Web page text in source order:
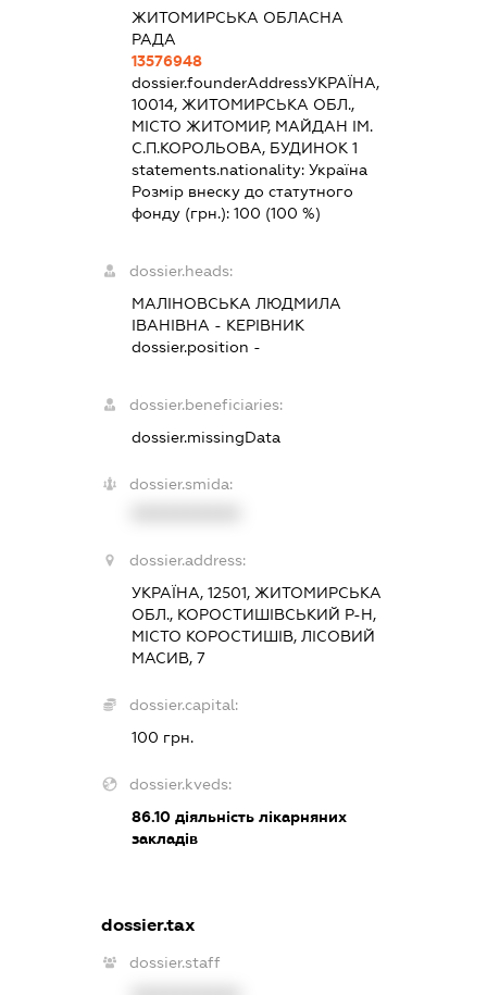
ЖИТОМИРСЬКА ОБЛАСНА
РАДА
13576948
dossier.founderAddressУКРАЇНА,
10014, ЖИТОМИРСЬКА ОБЛ.,
МІСТО ЖИТОМИР, МАЙДАН ІМ.
С.П.КОРОЛЬОВА, БУДИНОК 1
statements.nationality:Україна
Розмір внеску до статутного
фонду (грн.):100 (100 %)
dossier.heads:
МАЛІНОВСЬКА ЛЮДМИЛА
ІВАНІВНА - КЕРІВНИК
dossier.position -
dossier.beneficiaries:
dossier.missingData
dossier.smida:
dossier.address:
УКРАЇНА, 12501, ЖИТОМИРСЬКА
ОБЛ., КОРОСТИШІВСЬКИЙ Р-Н,
МІСТО КОРОСТИШІВ, ЛІСОВИЙ
МАСИВ, 7
dossier.capital:
100 грн.
dossier.kveds:
86.10 діяльність лікарняних
закладів
dossier.tax
dossier.staff